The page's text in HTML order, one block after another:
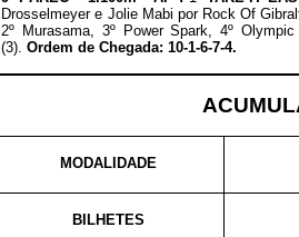
Drosselmeyer e Jolie Mabi por Rock Of
2º Murasama, 3º Power Spark , 4º
(3).Ordem de Chegada: 10-1-6-7-4.
MODALIDADE
BILHETES